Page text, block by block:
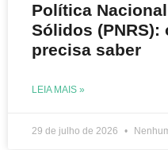
Política
Sólidos
precisa saber
LEIA MAIS »
29 de julho de 2026